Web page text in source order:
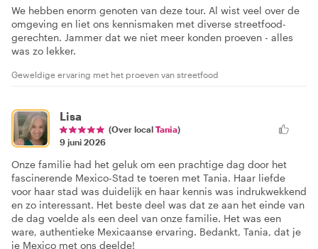
We hebben enorm genoten van deze tour. Al wist veel over de
omgeving en liet ons kennismaken met diverse streetfood-
gerechten. Jammer dat we niet meer konden proeven - alles
was zo lekker.
Geweldige ervaring met het proeven van streetfood
Lisa
(Over local Tania)
9 juni 2026
Onze familie had het geluk om een prachtige dag door het
fascinerende Mexico-Stad te toeren met Tania. Haar liefde
voor haar stad was duidelijk en haar kennis was indrukwekkend
en zo interessant. Het beste deel was dat ze aan het einde van
de dag voelde als een deel van onze familie. Het was een
ware, authentieke Mexicaanse ervaring. Bedankt, Tania, dat je
je Mexico met ons deelde!